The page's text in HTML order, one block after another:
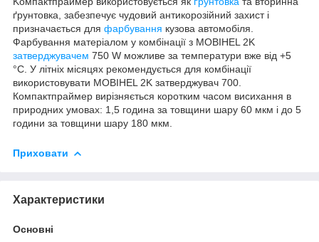
ґрунтовка, забезпечує чудовий антикорозійний захист і
призначається для фарбування кузова автомобіля.
Фарбування матеріалом у комбінації з MOBIHEL 2K
затверджувачем 750 W можливе за температури вже від +5
°C. У літніх місяцях рекомендується для комбінації
використовувати MOBIHEL 2K затверджувач 700.
Компактпраймер вирізняється коротким часом висихання в
природних умовах: 1,5 година за товщини шару 60 мкм і до 5
години за товщини шару 180 мкм.
Приховати
Характеристики
Основні